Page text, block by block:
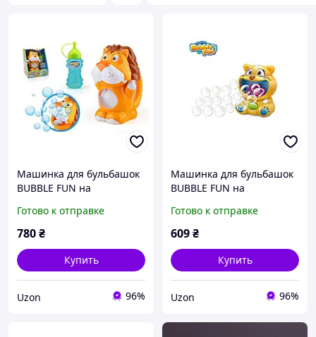
Машинка для бульбашок
BUBBLE FUN на
(16x15x20,7см)
Готово к отправке
780₴
Купить
Uzon 96%
Машинка для бульбашок
BUBBLE FUN на
(16x15x20,7см) Bubble Fun
Готово к отправке
609₴
Купить
Uzon 96%